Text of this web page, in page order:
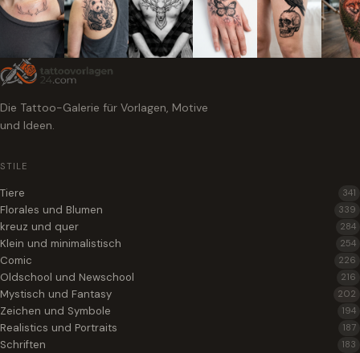
Die Tattoo-Galerie für Vorlagen, Motive
und Ideen.
STILE
Tiere 341
Florales und Blumen 339
kreuz und quer 284
Klein und minimalistisch 254
Comic 226
Oldschool und Newschool 216
Mystisch und Fantasy 202
Zeichen und Symbole 194
Realistics und Portraits 187
Schriften 183